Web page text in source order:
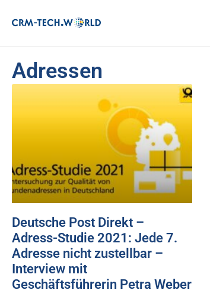
Adressen
Deutsche Post Direkt –
Adress-Studie 2021: Jede 7.
Adresse nicht zustellbar –
Interview mit
Geschäftsführerin Petra Weber